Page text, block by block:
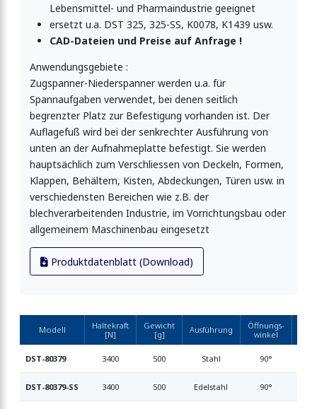
Lebensmittel- und Pharmaindustrie geeignet
ersetzt u.a. DST 325, 325-SS, K0078, K1439 usw.
CAD-Dateien und Preise auf Anfrage !
Anwendungsgebiete :
Zugspanner-Niederspanner werden u.a. für
Spannaufgaben verwendet, bei denen seitlich
begrenzter Platz zur Befestigung vorhanden ist. Der
Auflagefuß wird bei der senkrechter Ausführung von
unten an der Aufnahmeplatte befestigt. Sie werden
hauptsächlich zum Verschliessen von Deckeln, Formen,
Klappen, Behältern, Kisten, Abdeckungen, Türen usw. in
verschiedensten Bereichen wie z.B. der
blechverarbeitenden Industrie, im Vorrichtungsbau oder
allgemeinem Maschinenbau eingesetzt
Produktdatenblatt (Download)
Modell
Haltekraft
[N]
Gewicht
[g]
Ausführung
Öffnungs-
winkel
DST-80379 3400 500 Stahl 90°
DST-80379-SS 3400 500 Edelstahl 90°